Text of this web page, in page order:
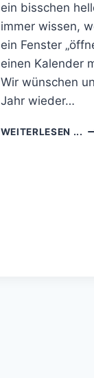
ein bisschen
immer wissen,
ein Fenster
einen Kalender
Wir wünschen
Jahr wieder…
WEITERLESEN ...